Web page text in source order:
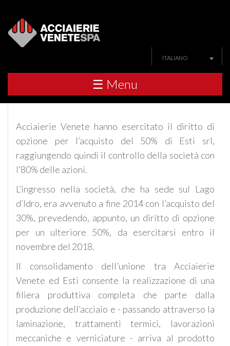
ITALIANO
☰ Menu
Acciaierie Venete hanno esercitato il diritto di
opzione per l’acquisto del 50% di Esti srl,
raggiungendo quindi il controllo della società con
l’80% delle azioni.
L’ingresso nella società, che ha sede sul Lago
d’Idro, era avvenuto a fine 2014 con l’acquisto del
30%, prevedendo, appunto, un diritto di opzione
per un ulteriore 50%, da esercitarsi entro il
novembre del 2018.
Il consolidamento dell’unione tra Acciaierie
Venete ed Esti consente la realizzazione di una
filiera produttiva completa che parte dalla
produzione dell’acciaio e - passando attraverso la
laminazione, trattamenti termici, lavorazioni
meccaniche e verniciature - arriva al prodotto